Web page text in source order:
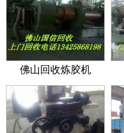
佛山回收炼胶机